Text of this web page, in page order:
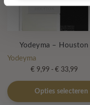
Yodeyma – Houston
Yodeyma
€9,99 - €33,99
€
tot
€
Opties selecteren
Dit
product